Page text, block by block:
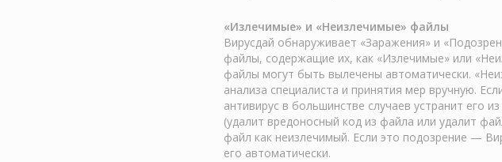
«Излечимые» и «Неизлечимые» файлы
Вирусдай обнаруживает «Заражения» и
файлы, содержащие их, как «Излечимые» или
файлы могут быть вылечены автоматически.
анализа специалиста и принятия мер вручную.
антивирус в большинстве случаев устранит его
(удалит вредоносный код из файла или удалит
файл как неизлечимый. Если это подозрение —
его автоматически.